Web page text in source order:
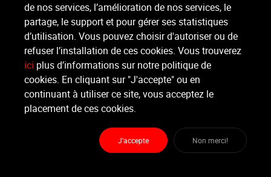
Lire la suite
Organisateur
ROYAL LÉOPOLD FITNESS CLUB
Moniteur
Justine .
Royal Léopold Fitness Club
Avenue Dupuich 42 - 1180 Bruxelles
de nos services, l’amélioration de nos services, le
partage, le support et pour gérer ses statistiques
d’utilisation. Vous pouvez choisir d'autoriser ou de
refuser l’installation de ces cookies. Vous trouverez
ici plus d’informations sur notre politique de
cookies. En cliquant sur "J'accepte" ou en
continuant à utiliser ce site, vous acceptez le
placement de ces cookies.
J'accepte Non merci!